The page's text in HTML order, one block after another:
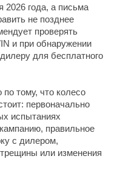
2026 года, а письма
не позднее
проверять
и при обнаружении
для бесплатного
тому, что колесо
первоначально
испытаниях
правильное
с дилером,
или изменения